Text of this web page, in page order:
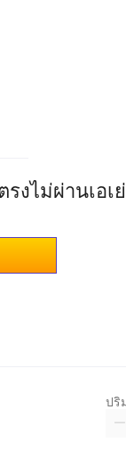
งไม่ผ่านเอ
ปริ